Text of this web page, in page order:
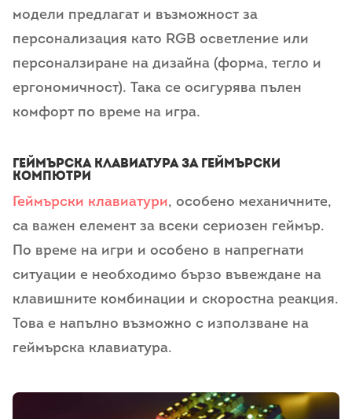
модели предлагат и възможност за
персонализация като RGB осветление или
персоналзиране на дизайна (форма, тегло и
ергономичност). Така се осигурява пълен
комфорт по време на игра.
Геймърска клавиатура за геймърски
компютри
Геймърски клавиатури, особено механичните,
са важен елемент за всеки сериозен геймър.
По време на игри и особено в напрегнати
ситуации е необходимо бързо въвеждане на
клавишните комбинации и скоростна реакция.
Това е напълно възможно с използване на
геймърска клавиатура.